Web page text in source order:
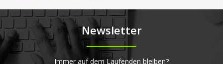
Newsletter
Immer auf dem Laufenden bleiben?